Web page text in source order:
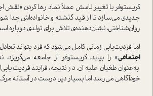
کریستوفر با تغییر نامش عملاً نماد رها کردن
جدیدی می‌سازد تا از قید گذشته و خانواده‌اش جدا
روان‌شناختی، نشان‌دهنده‌ی تلاش برای تولدی دوباره
اما فردیت‌یابی زمانی کامل می‌شود که فرد بتواند
اجتماعی» را بیابد. کریستوفر از جامعه
به‌عنوان طغیان علیه آن. در نتیجه، فرآیند
خودآگاهی می‌رسد اما بسیار دیر، درست در آستانه